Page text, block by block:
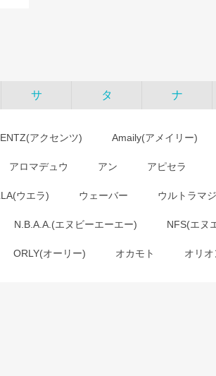
サ タ ナ
アクセンツ) Amaily(アメイリー)
アロマデュウ アン アピセラ
ウエラ) ウェーバー ウルトラマ
N.B.A.A.(エヌビーエーエー) NFS(エヌ
ORLY(オーリー) オカモト オリオ